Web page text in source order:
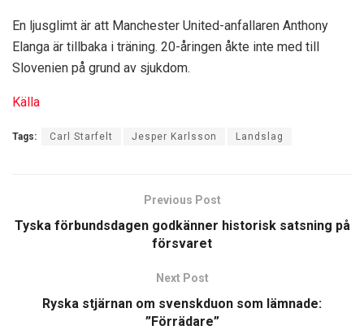
En ljusglimt är att Manchester United-anfallaren Anthony
Elanga är tillbaka i träning. 20-åringen åkte inte med till
Slovenien på grund av sjukdom.
Källa
Tags: Carl Starfelt Jesper Karlsson Landslag
Previous Post
Tyska förbundsdagen godkänner historisk satsning på
försvaret
Next Post
Ryska stjärnan om svenskduon som lämnade:
”Förrädare”